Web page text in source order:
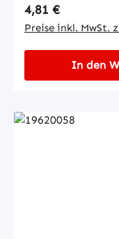
Regulärer Preis:
4,81 €
Preise inkl. MwSt.
In den